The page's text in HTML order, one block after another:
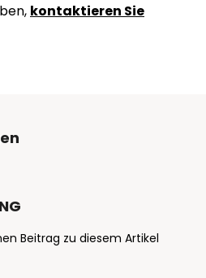
kontaktieren Sie
Beitrag zu diesem Artikel